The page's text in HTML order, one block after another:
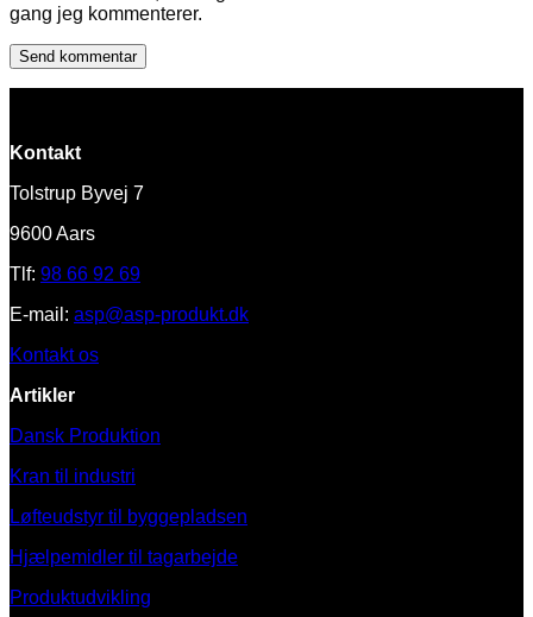
gang jeg kommenterer.
Kontakt
Tolstrup Byvej 7
9600 Aars
Tlf: 98 66 92 69
E-mail: asp@asp-produkt.dk
Kontakt os
Artikler
Dansk Produktion
Kran til industri
Løfteudstyr til byggepladsen
Hjælpemidler til tagarbejde
Produktudvikling